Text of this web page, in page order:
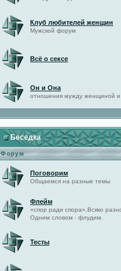
Клуб любителей женщин
Мужской форум
Всё о сексе
Он и Она
отношения мужду женщиной и
Беседка
Форум
Поговорим
Общаемся на разные темы
Флейм
«спор ради спора»,Всяко
Одним словом - флудим.
Тесты